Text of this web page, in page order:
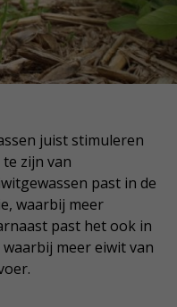
juist stimuleren
zijn van
past in de
waarbij meer
past het ook in
meer eiwit van